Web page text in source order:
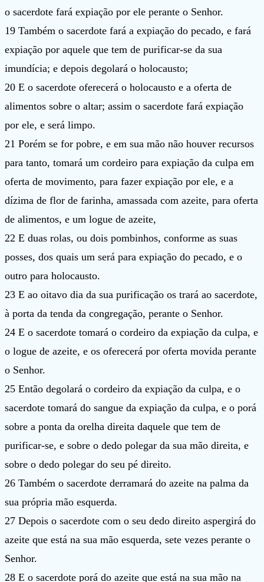
o sacerdote fará expiação por ele perante o Senhor.
19 Também o sacerdote fará a expiação do pecado, e fará
expiação por aquele que tem de purificar-se da sua
imundícia; e depois degolará o holocausto;
20 E o sacerdote oferecerá o holocausto e a oferta de
alimentos sobre o altar; assim o sacerdote fará expiação
por ele, e será limpo.
21 Porém se for pobre, e em sua mão não houver recursos
para tanto, tomará um cordeiro para expiação da culpa em
oferta de movimento, para fazer expiação por ele, e a
dízima de flor de farinha, amassada com azeite, para oferta
de alimentos, e um logue de azeite,
22 E duas rolas, ou dois pombinhos, conforme as suas
posses, dos quais um será para expiação do pecado, e o
outro para holocausto.
23 E ao oitavo dia da sua purificação os trará ao sacerdote,
à porta da tenda da congregação, perante o Senhor.
24 E o sacerdote tomará o cordeiro da expiação da culpa, e
o logue de azeite, e os oferecerá por oferta movida perante
o Senhor.
25 Então degolará o cordeiro da expiação da culpa, e o
sacerdote tomará do sangue da expiação da culpa, e o porá
sobre a ponta da orelha direita daquele que tem de
purificar-se, e sobre o dedo polegar da sua mão direita, e
sobre o dedo polegar do seu pé direito.
26 Também o sacerdote derramará do azeite na palma da
sua própria mão esquerda.
27 Depois o sacerdote com o seu dedo direito aspergirá do
azeite que está na sua mão esquerda, sete vezes perante o
Senhor.
28 E o sacerdote porá do azeite que está na sua mão na